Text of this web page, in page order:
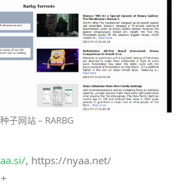
子网站 – RARBG
, https://nyaa.net/